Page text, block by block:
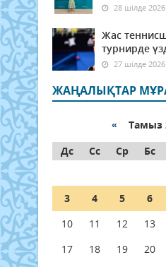
28 шілде
Жас
турнирде
27 шілде
ЖАҢАЛЫҚТАР
« Тамыз
Дс
Сс Ср Бс
3
4 5 6
10
11 12 13
17
18 19 20